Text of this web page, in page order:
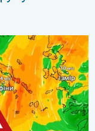
Спека й сильний